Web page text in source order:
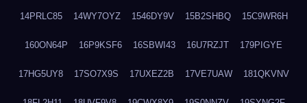
14PRLC85 14WY7OYZ 1546DY9V 15B2SHBQ 15C9WR6H
160ON64P 16P9KSF6 16SBWI43 16U7RZJT 179PIGYE
17HG5UY8 17SO7X9S 17UXEZ2B 17VE7UAW 181QKVNV